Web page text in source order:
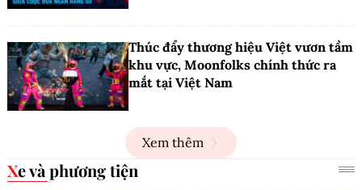
Thúc đẩy thương hiệu Việt vươn tầm
khu vực, Moonfolks chính thức ra
mắt tại Việt Nam
Xem thêm
Xe và phương tiện